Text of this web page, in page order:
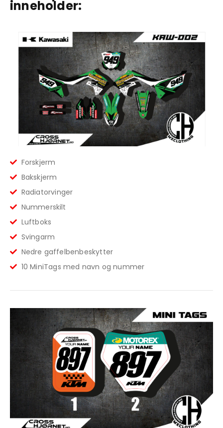
inneholder:
Forskjerm
Bakskjerm
Radiatorvinger
Nummerskilt
Luftboks
Svingarm
Nedre gaffelbenbeskytter
10 MiniTags med navn og nummer